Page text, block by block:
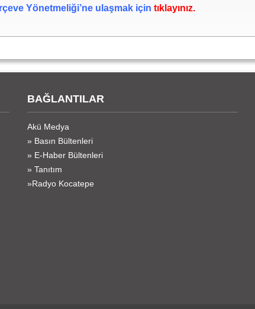
Yönetmeliği’ne ulaşmak için tıklayınız.
BAĞLANTILAR
Akü Medya
» Basın Bültenleri
» E-Haber Bültenleri
» Tanıtım
»Radyo Kocatepe